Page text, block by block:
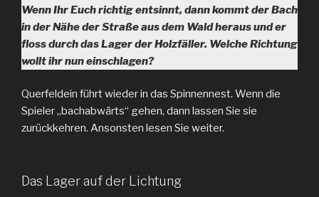
Wenn Ihr Euch richtig entsinnt, dann kommt der Bach
in der Nähe der Straße aus dem Wald heraus und er
floss durch das Lager der Holzfäller. Welche Richtung
wollt ihr nun einschlagen?
Querfeldein führt wieder in das Spinnennest. Wenn die
Spieler „bachabwärts“ gehen, dann lassen Sie sie
zurückkehren. Ansonsten lesen Sie weiter.
Das Lager auf der Lichtung